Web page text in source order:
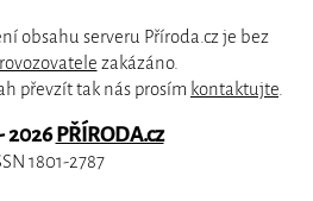
obsahu serveru Příroda.cz je bez
zakázáno.
převzít tak nás prosím kontaktujte.
2026PŘÍRODA.cz
1801-2787